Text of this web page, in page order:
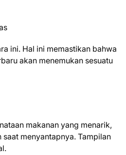
ini. Hal ini memastikan bahwa
akan menemukan sesuatu
makanan yang menarik,
menyantapnya. Tampilan